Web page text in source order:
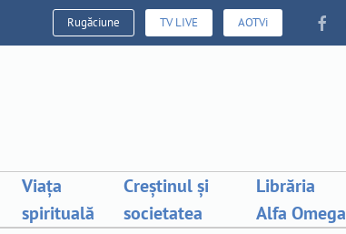
Rugăciune TV LIVE AOTVi
Viața
spirituală
Creștinul și
societatea
Librăria
Alfa Omega